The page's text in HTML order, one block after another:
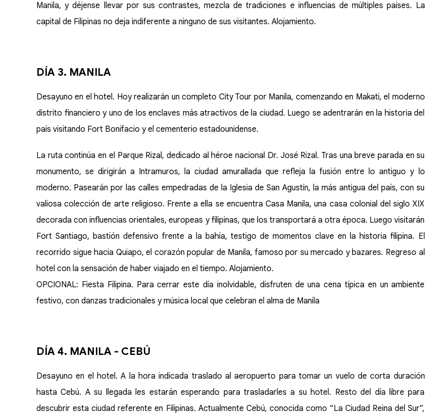
Manila, y déjense llevar por sus contrastes, mezcla de tradiciones e influencias de múltiples países. La
capital de Filipinas no deja indiferente a ninguno de sus visitantes. Alojamiento.
DÍA 3. MANILA
Desayuno en el hotel. Hoy realizarán un completo City Tour por Manila, comenzando en Makati, el moderno
distrito financiero y uno de los enclaves más atractivos de la ciudad. Luego se adentrarán en la historia del
país visitando Fort Bonifacio y el cementerio estadounidense.
La ruta continúa en el Parque Rizal, dedicado al héroe nacional Dr. José Rizal. Tras una breve parada en su
monumento, se dirigirán a Intramuros, la ciudad amurallada que refleja la fusión entre lo antiguo y lo
moderno. Pasearán por las calles empedradas de la Iglesia de San Agustín, la más antigua del país, con su
valiosa colección de arte religioso. Frente a ella se encuentra Casa Manila, una casa colonial del siglo XIX
decorada con influencias orientales, europeas y filipinas, que los transportará a otra época. Luego visitarán
Fort Santiago, bastión defensivo frente a la bahía, testigo de momentos clave en la historia filipina. El
recorrido sigue hacia Quiapo, el corazón popular de Manila, famoso por su mercado y bazares. Regreso al
hotel con la sensación de haber viajado en el tiempo. Alojamiento.
OPCIONAL: Fiesta Filipina. Para cerrar este día inolvidable, disfruten de una cena típica en un ambiente
festivo, con danzas tradicionales y música local que celebran el alma de Manila
DÍA 4. MANILA - CEBÚ
Desayuno en el hotel. A la hora indicada traslado al aeropuerto para tomar un vuelo de corta duración
hasta Cebú. A su llegada les estarán esperando para trasladarles a su hotel. Resto del día libre para
descubrir esta ciudad referente en Filipinas. Actualmente Cebú, conocida como “La Ciudad Reina del Sur”,